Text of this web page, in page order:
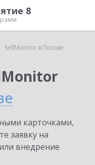
8
SellMonitor в Пскове
карточками,
заявку на
внедрение